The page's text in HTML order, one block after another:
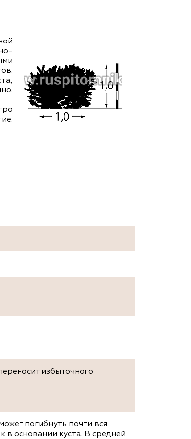
избыточного
погибнуть почти вся
в основании куста. В средней